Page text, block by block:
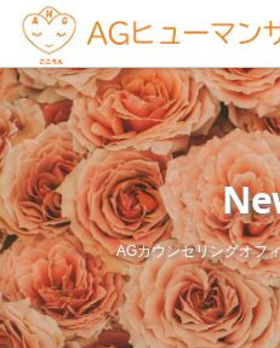
AGカウンセリングオフ